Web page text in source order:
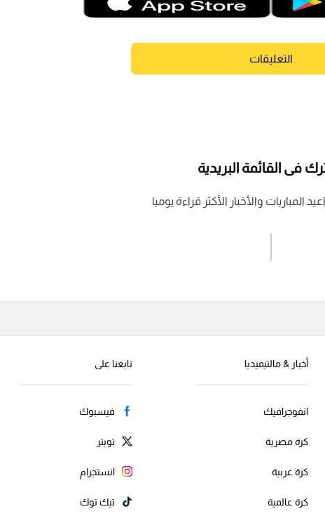
التعليقات
إرسال تعليق
فى القائمة البريدية
المباريات والأخبار الأكثر قراءة يوميا
أخبار & مالتيميديا
انفوجرافيك
كرة مصرية
كرة عربية
كرة عالمية
تابعنا على
فيسبوك
تويتر
انستجرام
تيك توك